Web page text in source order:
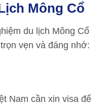
Mông Cổ
du lịch Mông Cổ
vẹn và đáng nhớ:
Nam cần xin visa để